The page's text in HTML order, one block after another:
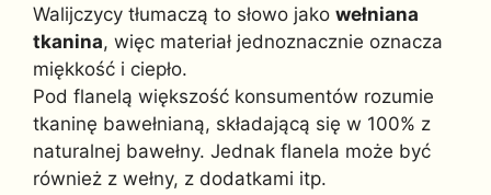
Walijczycy tłumaczą to słowo jako wełniana
tkanina, więc materiał jednoznacznie oznacza
miękkość i ciepło.
Pod flanelą większość konsumentów rozumie
tkaninę bawełnianą, składającą się w 100% z
naturalnej bawełny. Jednak flanela może być
również z wełny, z dodatkami itp.